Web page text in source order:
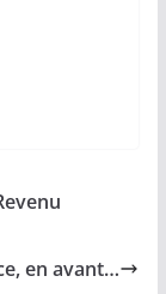
en avant…